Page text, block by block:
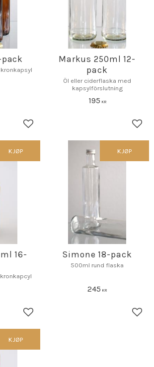
Lagre som favoritt
Markus 250ml 12-
pack
Öl eller ciderflaska med
kapsylförslutning
195 KR
16-
Lagre som favoritt
KJØP
Simone 18-pack
500ml rund flaska
245 KR
KJØP
KJØP